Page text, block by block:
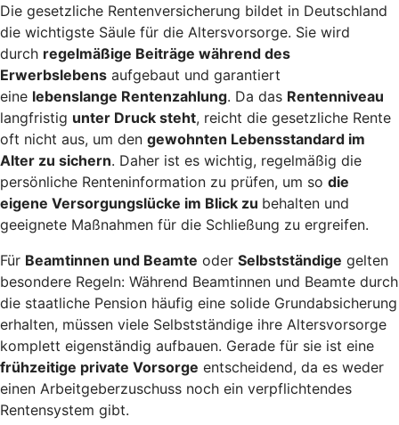
Die gesetzliche Rentenversicherung bildet in Deutschland
die wichtigste Säule für die Altersvorsorge. Sie wird
durch regelmäßige Beiträge während des
Erwerbslebens aufgebaut und garantiert
eine lebenslange Rentenzahlung. Da das Rentenniveau
langfristig unter Druck steht, reicht die gesetzliche Rente
oft nicht aus, um den gewohnten Lebensstandard im
Alter zu sichern. Daher ist es wichtig, regelmäßig die
persönliche Renteninformation zu prüfen, um so die
eigene Versorgungslücke im Blick zu behalten und
geeignete Maßnahmen für die Schließung zu ergreifen.
Für Beamtinnen und Beamte oder Selbstständige gelten
besondere Regeln: Während Beamtinnen und Beamte durch
die staatliche Pension häufig eine solide Grundabsicherung
erhalten, müssen viele Selbstständige ihre Altersvorsorge
komplett eigenständig aufbauen. Gerade für sie ist eine
frühzeitige private Vorsorge entscheidend, da es weder
einen Arbeitgeberzuschuss noch ein verpflichtendes
Rentensystem gibt.